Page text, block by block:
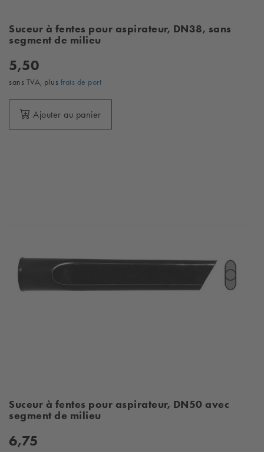
Suceur à fentes pour aspirateur, DN38, sans
segment de milieu
5,50
sans TVA, plus frais de port
Ajouter au panier
Suceur à fentes pour aspirateur, DN50 avec
segment de milieu
6,75